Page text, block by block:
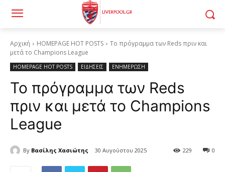
Αρχική HOMEPAGE HOT POSTS
Το πρόγραμμα των Reds πριν και
μετά το Champions League
HOMEPAGE HOT POSTS ΕΙΔΗΣΕΙΣ ΕΝΗΜΕΡΩΣΗ
Το πρόγραμμα των Reds
πριν και μετά το Champions
League
By Βασίλης Χασιώτης 30 Αυγούστου 2025 0
229